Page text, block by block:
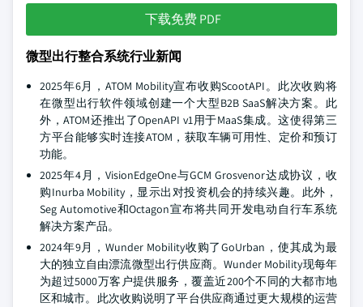
下载免费 PDF
微型出行整合系统行业新闻
2025年6月，ATOM Mobility宣布收购ScootAPI。此次收购将
在微型出行软件领域创建一个大型B2B SaaS解决方案。此
外，ATOM还推出了OpenAPI v1用于MaaS集成。这使得第三
方平台能够实时连接ATOM，获取车辆可用性、定价和预订
功能。
2025年4月，VisionEdgeOne与GCM Grosvenor达成协议，收
购Inurba Mobility，显示出对投资机会的持续兴趣。此外，
Seg Automotive和Octagon宣布将共同开发电动自行车系统
解决方案产品。
2024年9月，Wunder Mobility收购了GoUrban，使其成为最
大的独立自由漂流微型出行供应商。Wunder Mobility现每年
为超过5000万客户提供服务，覆盖近200个不同的大都市地
区和城市。此次收购说明了平台供应商通过更大规模的运营